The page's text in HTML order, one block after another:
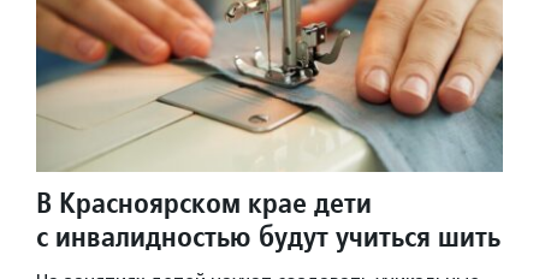
В Красноярском крае дети
с инвалидностью будут учиться шить